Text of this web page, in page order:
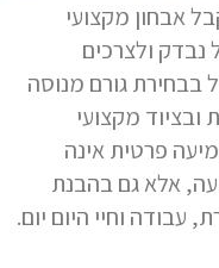
אבחון מקצועי
נבדק ולצרכים
בבחירת גורם מנוסה
מקצועי
פרטית אינה
אלא גם בהבנת
עבודה וחיי היום יום.